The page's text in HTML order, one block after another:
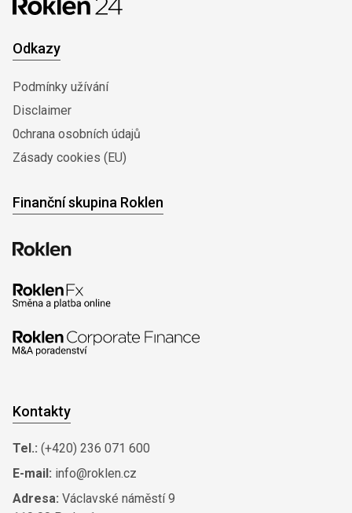
Odkazy
Podmínky užívání
Disclaimer
0chrana osobních údajů
Zásady cookies (EU)
Finanční skupina Roklen
Kontakty
Tel.: (+420) 236 071 600
E-mail: info@roklen.cz
Adresa: Václavské náměstí 9